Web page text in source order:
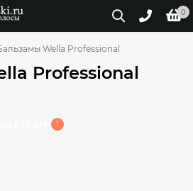
0
Wella Professional
Professional
1